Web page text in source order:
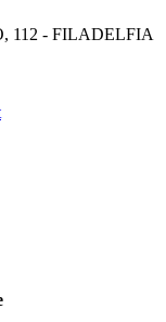
112 - FILADELFIA